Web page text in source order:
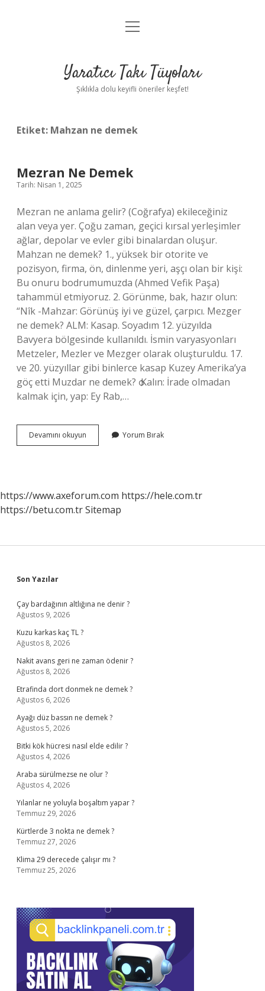
Anasayfa
Yasal Uyarı
menüyü
Yaratıcı Takı Tüyoları
Şıklıkla dolu keyifli öneriler keşfet!
Etiket: Mahzan ne demek
Mezran Ne Demek
Tarih: Nisan 1, 2025
Mezran ne anlama gelir? (Coğrafya) ekileceğiniz
alan veya yer. Çoğu zaman, geçici kırsal yerleşimler
ağlar, depolar ve evler gibi binalardan oluşur.
Mahzan ne demek? 1., yüksek bir otorite ve
pozisyon, firma, ön, dinlenme yeri, aşçı olan bir kişi:
Bu onuru bodrumumuzda (Ahmed Vefik Paşa)
tahammül etmiyoruz. 2. Görünme, bak, hazır olun:
“Nîk -Mahzar: Görünüş iyi ve güzel, çarpıcı. Mezger
ne demek? ALM: Kasap. Soyadım 12. yüzyılda
Bavyera bölgesinde kullanıldı. İsmin varyasyonları
Metzeler, Mezler ve Mezger olarak oluşturuldu. 17.
ve 20. yüzyıllar gibi binlerce kasap Kuzey Amerika’ya
göç etti Muzdar ne demek? ѻ Kalın: İrade olmadan
kalmak için, yap: Ey Rab,…
Devamını okuyun
Ne
Yorum Bırak
https://www.axeforum.com https://hele.com.tr
https://betu.com.trSitemap
Sidebar
Son Yazılar
Çay bardağının altlığına ne denir ?
Ağustos 9, 2026
Kuzu karkas kaç TL ?
Ağustos 8, 2026
Nakit avans geri ne zaman ödenir ?
Ağustos 8, 2026
Etrafinda dort donmek ne demek ?
Ağustos 6, 2026
Ayağı düz bassın ne demek ?
Ağustos 5, 2026
Bitki kök hücresi nasıl elde edilir ?
Ağustos 4, 2026
Araba sürülmezse ne olur ?
Ağustos 4, 2026
Yılanlar ne yoluyla boşaltım yapar ?
Temmuz 29, 2026
Kürtlerde 3 nokta ne demek ?
Temmuz 27, 2026
Klima 29 derecede çalışır mı ?
Temmuz 25, 2026